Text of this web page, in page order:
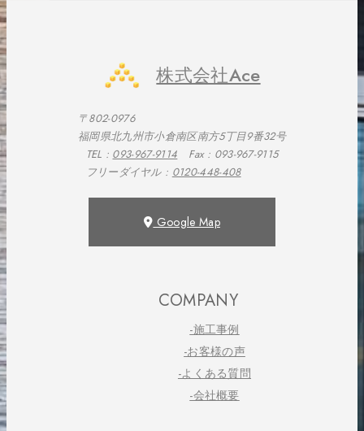
株式会社Ace
〒802-0976
福岡県北九州市小倉南区南方5丁目9番32号
TEL : 093-967-9114 Fax : 093-967-9115
フリーダイヤル : 0120-448-408
Google Map
COMPANY
-施工事例
-お客様の声
-よくある質問
-会社概要